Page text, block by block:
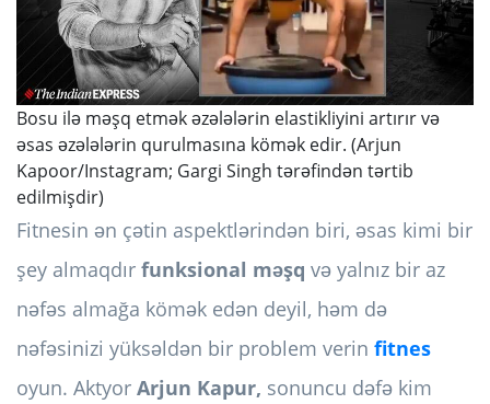
Bosu ilə məşq etmək əzələlərin elastikliyini artırır və
əsas əzələlərin qurulmasına kömək edir. (Arjun
Kapoor/Instagram; Gargi Singh tərəfindən tərtib
edilmişdir)
Fitnesin ən çətin aspektlərindən biri, əsas kimi bir
şey almaqdır funksional məşq və yalnız bir az
nəfəs almağa kömək edən deyil, həm də
nəfəsinizi yüksəldən bir problem verin fitnes
oyun. Aktyor Arjun Kapur, sonuncu dəfə kim